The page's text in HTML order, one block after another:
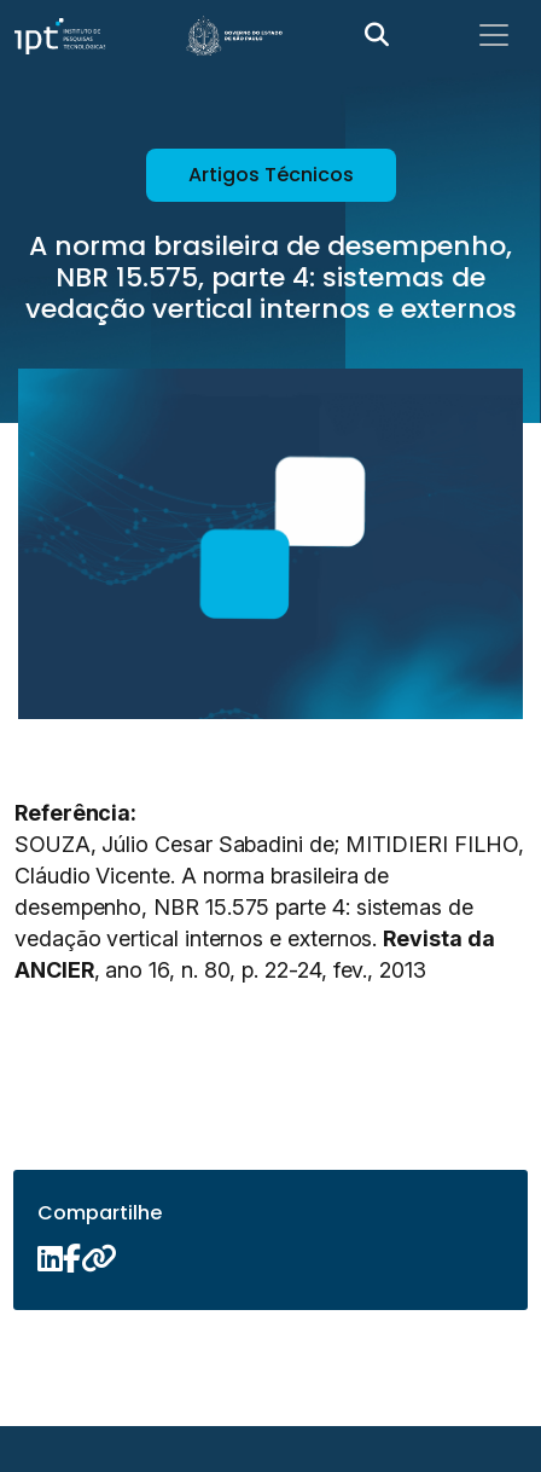
Artigos Técnicos
A norma brasileira de desempenho,
NBR 15.575, parte 4: sistemas de
vedação vertical internos e externos
Referência:
SOUZA, Júlio Cesar Sabadini de; MITIDIERI FILHO,
Cláudio Vicente. A norma brasileira de
desempenho, NBR 15.575 parte 4: sistemas de
vedação vertical internos e externos. Revista da
ANCIER, ano 16, n. 80, p. 22-24, fev., 2013
Compartilhe